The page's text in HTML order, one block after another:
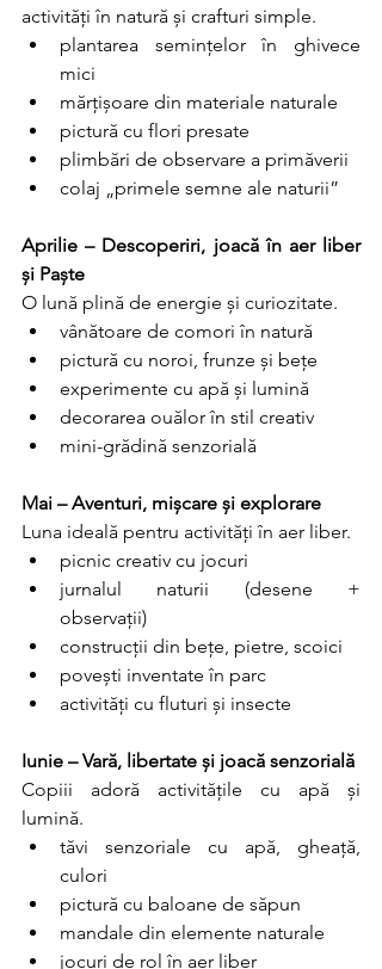
activități în natură și crafturi simple.
plantarea semințelor în ghivece
mici
mărțișoare din materiale naturale
pictură cu flori presate
plimbări de observare a primăverii
colaj „primele semne ale naturii”
Aprilie – Descoperiri, joacă în aer liber
și Paște
O lună plină de energie și curiozitate.
vânătoare de comori în natură
pictură cu noroi, frunze și bețe
experimente cu apă și lumină
decorarea ouălor în stil creativ
mini-grădină senzorială
Mai – Aventuri, mișcare și explorare
Luna ideală pentru activități în aer liber.
picnic creativ cu jocuri
jurnalul naturii (desene +
observații)
construcții din bețe, pietre, scoici
povești inventate în parc
activități cu fluturi și insecte
Iunie – Vară, libertate și joacă senzorială
Copiii adoră activitățile cu apă și
lumină.
tăvi senzoriale cu apă, gheață,
culori
pictură cu baloane de săpun
mandale din elemente naturale
jocuri de rol în aer liber